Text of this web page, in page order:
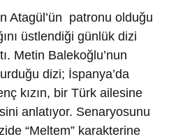
Atagül’ün patronu olduğu
üstlendiği günlük dizi
Metin Balekoğlu’nun
dizi; İspanya’da
kızın, bir Türk ailesine
anlatıyor. Senaryosunu
“Meltem” karakterine